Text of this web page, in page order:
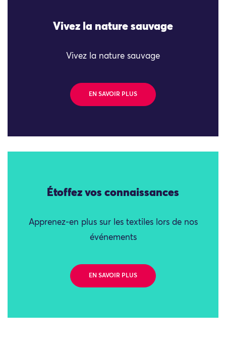
Vivez la nature sauvage
Vivez la nature sauvage
EN SAVOIR PLUS
Étoffez vos connaissances
Apprenez-en plus sur les textiles lors de nos
événements
EN SAVOIR PLUS